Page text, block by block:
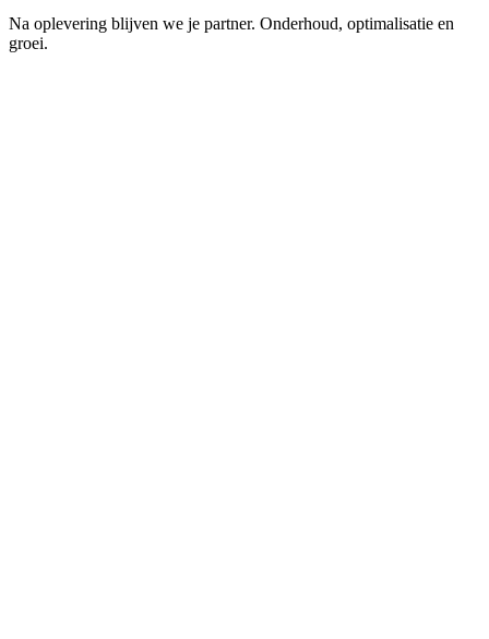
Na oplevering blijven we je partner. Onderhoud, optimalisatie en
groei.